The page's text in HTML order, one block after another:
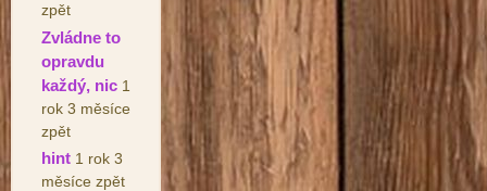
zpět
Zvládne to
opravdu
každý, nic 1
rok 3 měsíce
zpět
hint 1 rok 3
měsíce zpět